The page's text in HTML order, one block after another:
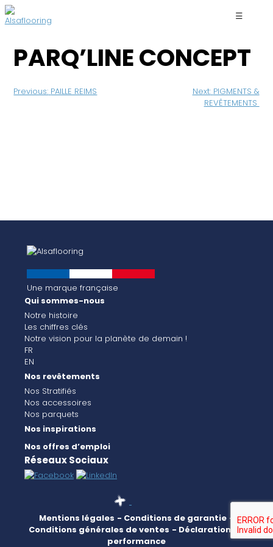
☰
PARQ’LINE CONCEPT
Navigation
Previous: PAILLE REIMS Next: PIGMENTS &
REVÊTEMENTS
Une marque française
Qui sommes-nous
Notre histoire
Les chiffres clés
Notre vision pour la planète de demain !
FR
EN
Nos revêtements
Nos Stratifiés
Nos accessoires
Nos parquets
Nos inspirations
Nos offres d’emploi
Réseaux Sociaux
Mentions légales - Conditions de garantie -
Conditions générales de ventes - Déclaration de
performance